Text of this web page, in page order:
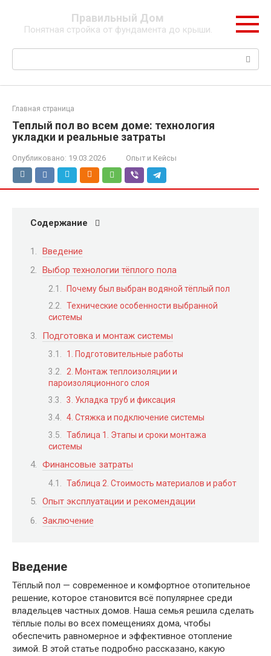
контенту
Правильный Дом
Понятная стройка от фундамента до крыши.
Поиск:
Главная страница
Теплый пол во всем доме: технология
укладки и реальные затраты
Опубликовано: 19.03.2026 Опыт и Кейсы
Содержание
Введение
Выбор технологии тёплого пола
Почему был выбран водяной тёплый пол
Технические особенности выбранной
системы
Подготовка и монтаж системы
1. Подготовительные работы
2. Монтаж теплоизоляции и
пароизоляционного слоя
3. Укладка труб и фиксация
4. Стяжка и подключение системы
Таблица 1. Этапы и сроки монтажа
системы
Финансовые затраты
Таблица 2. Стоимость материалов и работ
Опыт эксплуатации и рекомендации
Заключение
Введение
Тёплый пол — современное и комфортное отопительное
решение, которое становится всё популярнее среди
владельцев частных домов. Наша семья решила сделать
тёплые полы во всех помещениях дома, чтобы
обеспечить равномерное и эффективное отопление
зимой. В этой статье подробно рассказано, какую